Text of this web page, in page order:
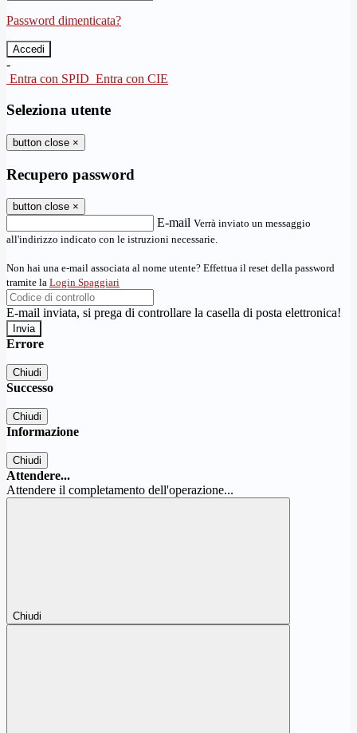
Password dimenticata?
-
Entra con SPID Entra con CIE
Seleziona utente
button close ×
Recupero password
button close ×
E-mail Verrà inviato un messaggio
all'indirizzo indicato con le istruzioni necessarie.
Non hai una e-mail associata al nome utente? Effettua il reset della password
tramite la Login Spaggiari
E-mail inviata, si prega di controllare la casella di posta elettronica!
Errore
Chiudi
Successo
Chiudi
Informazione
Chiudi
Attendere...
Attendere il completamento dell'operazione...
Chiudi